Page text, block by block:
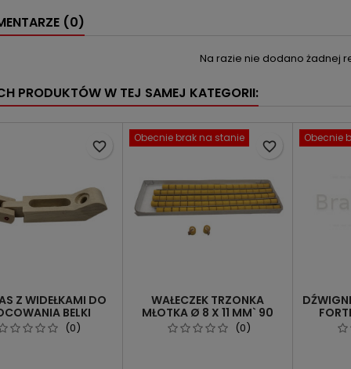
(0)
Na razie nie dodano żadnej
PRODUKTÓW W TEJ SAMEJ KATEGORII:
Z WIDEŁKAMI DO
BELKI
TŁUMIKOWEJ(0)
favorite_border
Obecnie brak na stanie
WAŁECZEK TRZONKA
MŁOTKA Ø 8 X 11 MM` 90
SZT.
(0)
favorite_border
Obecnie